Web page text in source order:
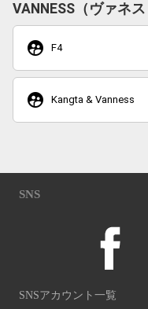
VANNESS（ヴァネ
supervised_user_circle F4
supervised_user_circle Kangta & Vanness
SNS
SNSアカウント一覧